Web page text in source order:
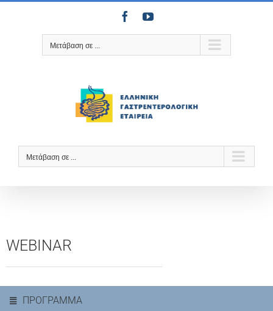
Μετάβαση
FacebookYouTube
Μετάβαση σε ...
Μετάβαση σε ...
WEBINAR
ΠΡΟΓΡΑΜΜΑ